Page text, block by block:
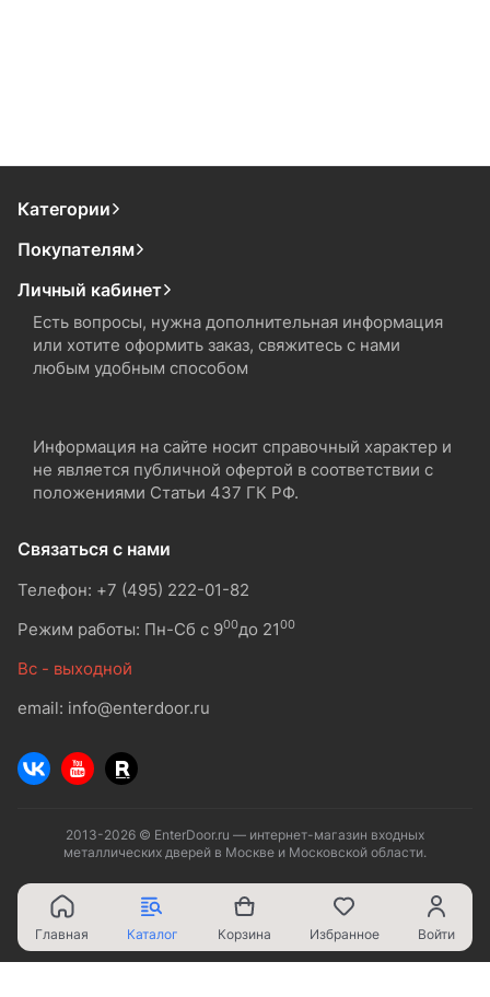
Категории
Покупателям
Личный кабинет
Есть вопросы, нужна дополнительная информация
или хотите оформить заказ, свяжитесь с нами
любым удобным способом
Информация на сайте носит справочный характер и
не является публичной офертой в соответствии с
положениями Статьи 437 ГК РФ.
Связаться с нами
Телефон: +7 (495) 222-01-82
Режим работы: Пн-Сб с 900до 2100
Вс - выходной
email: info@enterdoor.ru
2013-2026 © EnterDoor.ru — интернет-магазин входных
металлических дверей в Москве и Московской области.
Главная Каталог Корзина Избранное Войти